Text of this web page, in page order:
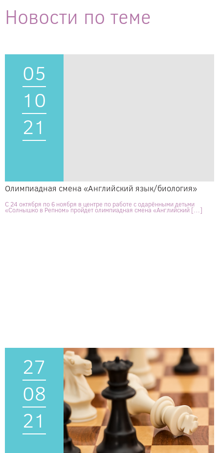
Новости по теме
05
10
21
Олимпиадная смена «Английский язык/биология»
С 24 октября по 6 ноября в центре по работе с одарёнными детьми
«Солнышко в Репном» пройдет олимпиадная смена «Английский […]
27
08
21